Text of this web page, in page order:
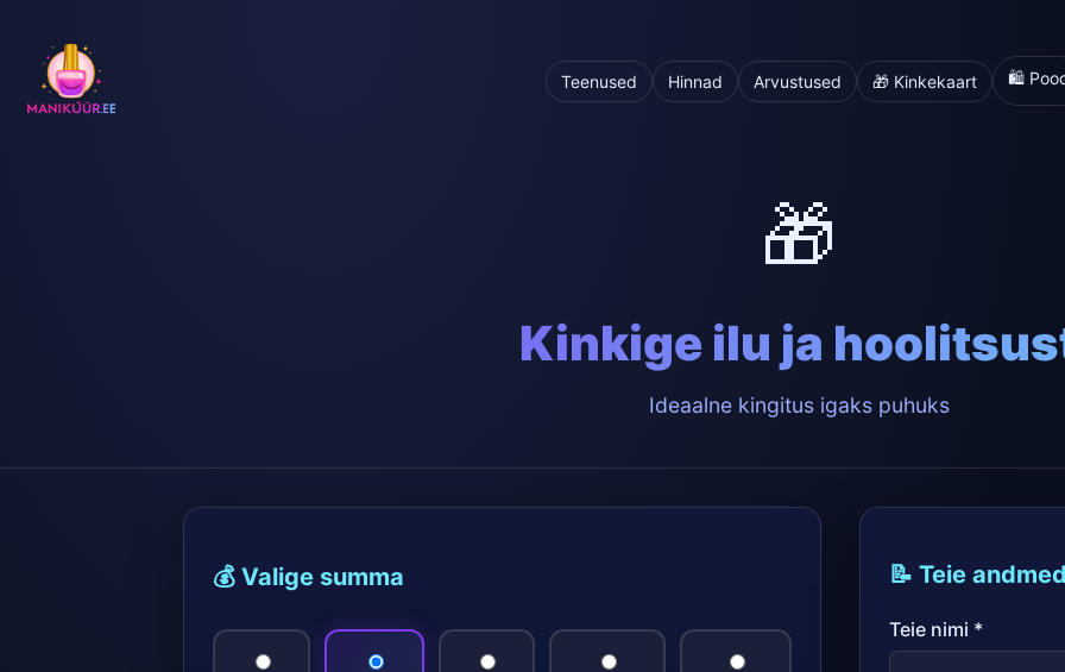
Teenused Hinnad Arvustused 🎁 Kinkekaart 🛍️
🎁
Kinkige ilu ja
Ideaalne kingitus igaks puhuks
💰 Valige summa 📝 Teie
Teie nimi *